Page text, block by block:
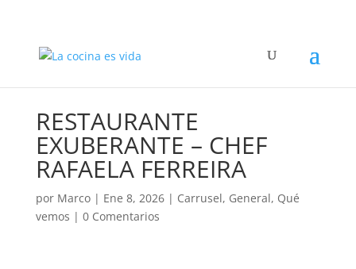
RESTAURANTE
EXUBERANTE – CHEF
RAFAELA FERREIRA
por Marco| Ene 8, 2026| Carrusel, General, Qué
vemos | 0 Comentarios